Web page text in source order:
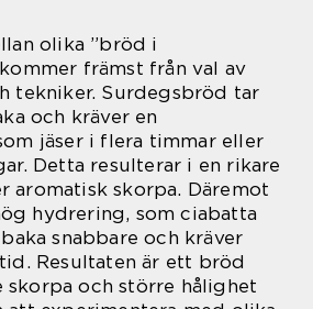
olika ”bröd i
främst från val av
tekniker. Surdegsbröd tar
och kräver en
jäser i flera timmar eller
Detta resulterar i en rikare
aromatisk skorpa. Däremot
hydrering, som ciabatta
snabbare och kräver
Resultaten är ett bröd
skorpa och större hålighet